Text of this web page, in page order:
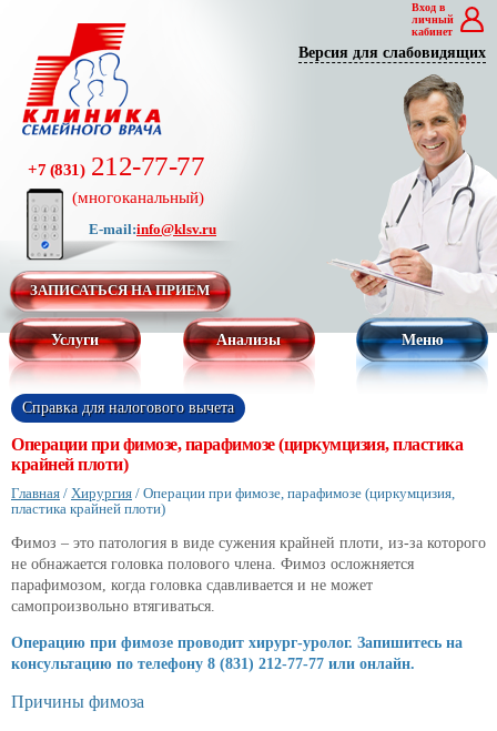
ЗАПИСАТЬСЯ НА ПРИЕМ
E-mail:info@klsv.ru
+7 (831)212-77-77
(многоканальный)
Версия для слабовидящих
Вход в
личный
кабинет
Услуги Анализы Меню
Справка для налогового вычета
Операции при фимозе, парафимозе (циркумцизия, пластика
крайней плоти)
Главная / Хирургия / Операции при фимозе, парафимозе (циркумцизия,
пластика крайней плоти)
Фимоз – это патология в виде сужения крайней плоти, из-за которого
не обнажается головка полового члена. Фимоз осложняется
парафимозом, когда головка сдавливается и не может
самопроизвольно втягиваться.
Операцию при фимозе проводит хирург-уролог. Запишитесь на
консультацию по телефону 8 (831) 212-77-77 или онлайн.
Причины фимоза